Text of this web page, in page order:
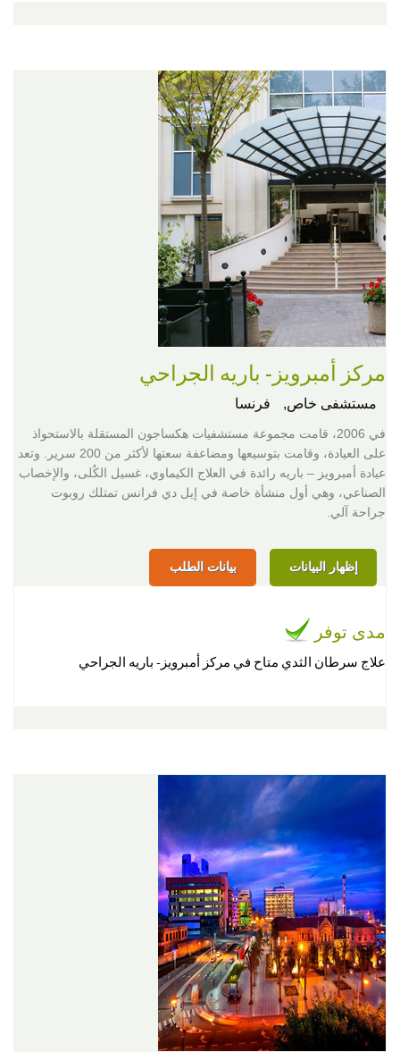
مركز أمبرويز- باريه الجراحي
مستشفى خاص, فرنسا
في 2006، قامت مجموعة مستشفيات هكساجون المستقلة بالاستحواذ
على العيادة، وقامت بتوسيعها ومضاعفة سعتها لأكثر من 200 سرير. وتعد
عيادة أمبرويز – باريه رائدة في العلاج الكيماوي، غسيل الكُلى، والإخصاب
الصناعي، وهي أول منشأة خاصة في إيل دي فرانس تمتلك روبوت
جراحة آلي.
إظهار البيانات بيانات الطلب
مدى توفر
علاج سرطان الثدي متاح في مركز أمبرويز- باريه الجراحي